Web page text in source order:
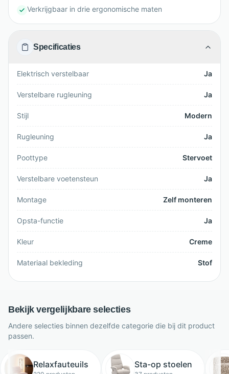
Verkrijgbaar in drie ergonomische maten
Specificaties
Elektrisch verstelbaar Ja
Verstelbare rugleuning Ja
Stijl Modern
Rugleuning Ja
Poottype Stervoet
Verstelbare voetensteun Ja
Montage Zelf monteren
Opsta-functie Ja
Kleur Creme
Materiaal bekleding Stof
Bekijk vergelijkbare selecties
Andere selecties binnen dezelfde categorie die bij dit product
passen.
Relaxfauteuils Sta-op stoelen